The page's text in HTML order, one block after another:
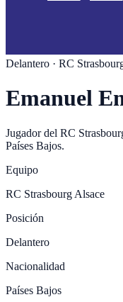
Delantero · RC
Emanuel
Jugador del RC
Países Bajos.
Equipo
RC Strasbourg Alsace
Posición
Delantero
Nacionalidad
Países Bajos